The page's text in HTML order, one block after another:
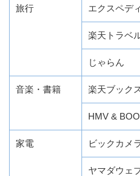
旅行 エクスペデ
楽天トラベ
じゃらん
音楽・書籍 楽天ブック
HMV &
家電 ビックカメ
ヤマダウェ